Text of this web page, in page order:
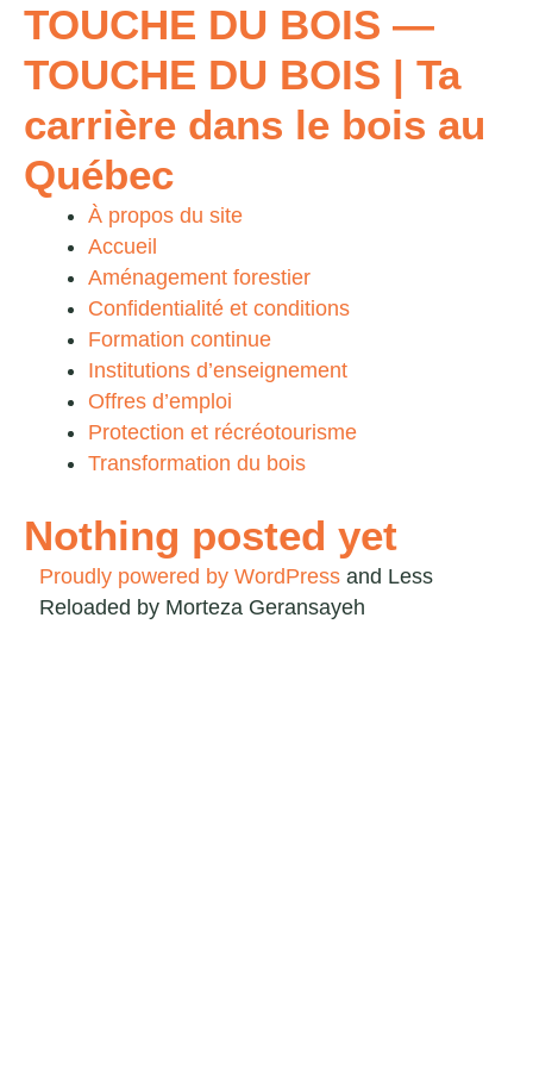
TOUCHE DU BOIS —
TOUCHE DU BOIS | Ta
carrière dans le bois au
Québec
À propos du site
Accueil
Aménagement forestier
Confidentialité et conditions
Formation continue
Institutions d’enseignement
Offres d’emploi
Protection et récréotourisme
Transformation du bois
Nothing posted yet
Proudly powered by WordPress and Less
Reloaded by Morteza Geransayeh